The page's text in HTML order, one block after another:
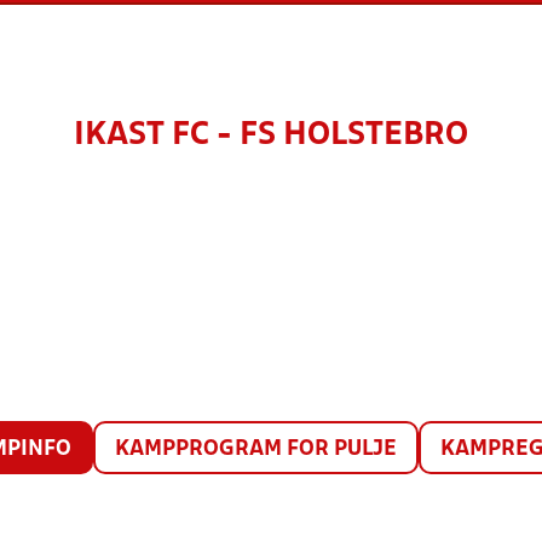
IKAST FC - FS HOLSTEBRO
KAMPPROGRAM FOR PULJE